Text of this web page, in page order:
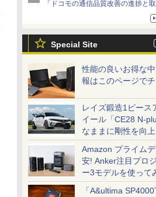
「ドコモの通信品質改善の進捗と取
Special Site
性能の良いお得な
報はこのページでチ
レイズ鍛造1ピース
イール「CE28 N-
なままに剛性を向上
Amazon プライム
安! Anker注目プロ
ー3モデルを使って
「A&ultima